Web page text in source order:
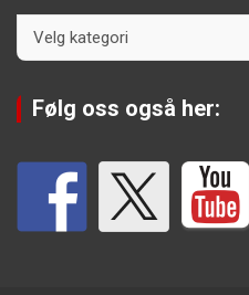
Følg oss også her: